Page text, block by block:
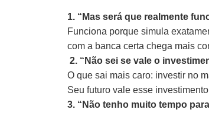
1. “Mas será que realmente
Funciona porque simula
com a banca certa chega mais
2. “Não sei se vale o
O que sai mais caro: investir no
Seu futuro vale esse
3. “Não tenho muito tempo